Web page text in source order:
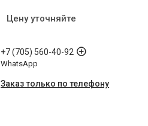
Цену уточняйте
+7 (705) 560-40-92
WhatsApp
Заказ только по телефону